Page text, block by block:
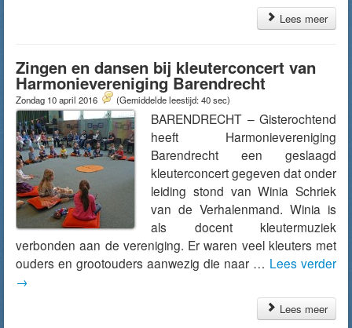
Lees meer
Zingen en dansen bij kleuterconcert van
Harmonievereniging Barendrecht
Zondag 10 april 2016 (Gemiddelde leestijd: 40 sec)
BARENDRECHT – Gisterochtend
heeft Harmonievereniging
Barendrecht een geslaagd
kleuterconcert gegeven dat onder
leiding stond van Winia Schriek
van de Verhalenmand. Winia is
als docent kleutermuziek
verbonden aan de vereniging. Er waren veel kleuters met
ouders en grootouders aanwezig die naar … Lees verder
→
Lees meer